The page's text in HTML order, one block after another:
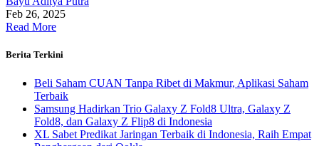
Feb 26, 2025
Read More
Berita Terkini
Beli Saham CUAN Tanpa Ribet di Makmur, Aplikasi Saham
Terbaik
Samsung Hadirkan Trio Galaxy Z Fold8 Ultra, Galaxy Z
Fold8, dan Galaxy Z Flip8 di Indonesia
XL Sabet Predikat Jaringan Terbaik di Indonesia, Raih Empat